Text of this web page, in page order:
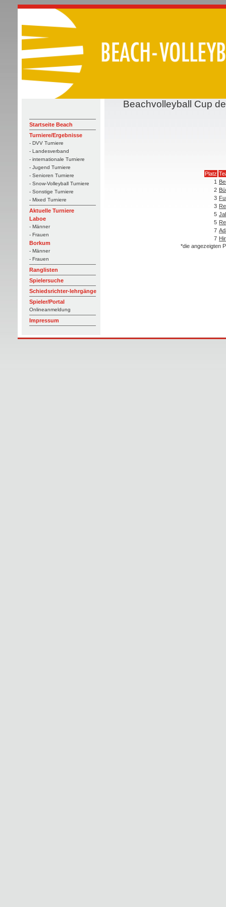
Startseite Beach
Turniere/Ergebnisse
- DVV Turniere
- Landesverband
- internationale Turniere
- Jugend Turniere
- Senioren Turniere
- Snow-Volleyball Turniere
- Sonstige Turniere
- Mixed Turniere
Aktuelle Turniere
Laboe
- Männer
- Frauen
Borkum
- Männer
- Frauen
Ranglisten
Spielersuche
Schiedsrichter-lehrgänge
Spieler/Portal
Onlineanmeldung
Impressum
Beachvolleyball Cup
Platz
1
2
3
3
5
5
7
7
*die angezeigten